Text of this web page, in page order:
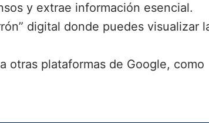
y extrae información esencial.
digital donde puedes visualizar
otras plataformas de Google, como